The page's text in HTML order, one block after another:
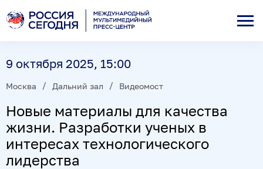
9 октября 2025, 15:00
Москва Дальний зал Видеомост
Новые материалы для качества
жизни. Разработки ученых в
интересах технологического
лидерства